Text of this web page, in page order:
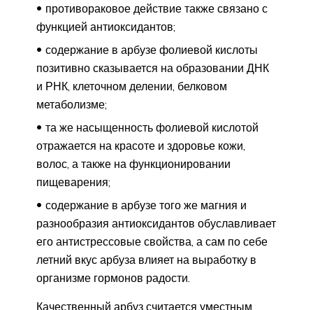
противораковое действие также связано с
функцией антиоксидантов;
содержание в арбузе фолиевой кислоты
позитивно сказывается на образовании ДНК
и РНК, клеточном делении, белковом
метаболизме;
та же насыщенность фолиевой кислотой
отражается на красоте и здоровье кожи,
волос, а также на функционировании
пищеварения;
содержание в арбузе того же магния и
разнообразия антиоксидантов обуславливает
его антистрессовые свойства, а сам по себе
летний вкус арбуза влияет на выработку в
организме гормонов радости.
Качественный арбуз считается уместным